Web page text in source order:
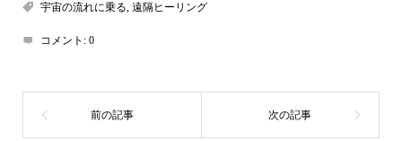
宇宙の流れに乗る, 遠隔ヒーリング
コメント: 0